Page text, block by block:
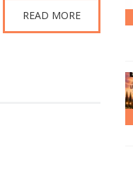
READ MORE